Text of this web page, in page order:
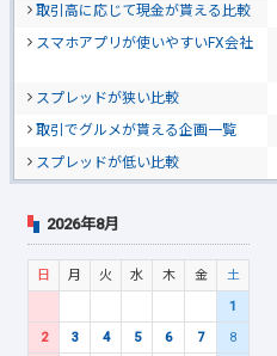
取引高に応じて現金が貰える比較
スマホアプリが使いやすいFX会社
スプレッドが狭い比較
取引でグルメが貰える企画一覧
スプレッドが低い比較
2026年8月
日 月 火 水 木 金
土
1
2
3 4 5 6 7
8